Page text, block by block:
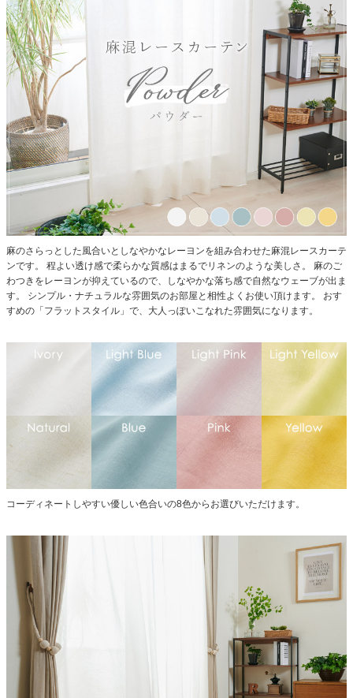
麻のさらっとした風合いとしなやかなレーヨンを組み合わせた麻混レースカーテ
ンです。
程よい透け感で柔らかな質感はまるでリネンのような美しさ。
麻のご
わつきをレーヨンが抑えているので、しなやかな落ち感で自然なウェーブが出ま
す。
シンプル・ナチュラルな雰囲気のお部屋と相性よくお使い頂けます。
おす
すめの「フラットスタイル」で、大人っぽいこなれた雰囲気になります。
コーディネートしやすい優しい色合いの8色からお選びいただけます。